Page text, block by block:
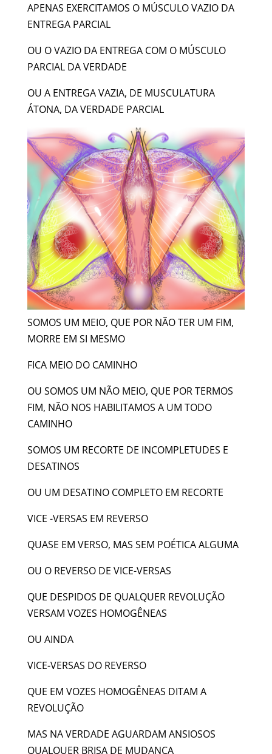
APENAS EXERCITAMOS O MÚSCULO VAZIO DA
ENTREGA PARCIAL
OU O VAZIO DA ENTREGA COM O MÚSCULO
PARCIAL DA VERDADE
OU A ENTREGA VAZIA, DE MUSCULATURA
ÁTONA, DA VERDADE PARCIAL
SOMOS UM MEIO, QUE POR NÃO TER UM FIM,
MORRE EM SI MESMO
FICA MEIO DO CAMINHO
OU SOMOS UM NÃO MEIO, QUE POR TERMOS
FIM, NÃO NOS HABILITAMOS A UM TODO
CAMINHO
SOMOS UM RECORTE DE INCOMPLETUDES E
DESATINOS
OU UM DESATINO COMPLETO EM RECORTE
VICE -VERSAS EM REVERSO
QUASE EM VERSO, MAS SEM POÉTICA ALGUMA
OU O REVERSO DE VICE-VERSAS
QUE DESPIDOS DE QUALQUER REVOLUÇÃO
VERSAM VOZES HOMOGÊNEAS
OU AINDA
VICE-VERSAS DO REVERSO
QUE EM VOZES HOMOGÊNEAS DITAM A
REVOLUÇÃO
MAS NA VERDADE AGUARDAM ANSIOSOS
QUALQUER BRISA DE MUDANÇA